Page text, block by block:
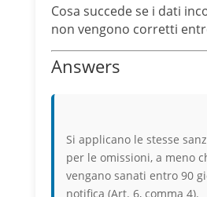
Cosa succede se i dati
non vengono corretti
Answers
Si applicano le stesse
per le omissioni, a meno
vengano sanati entro 90
notifica (Art. 6, comma 4).